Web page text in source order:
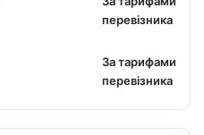
перевізника
За тарифами
перевізника